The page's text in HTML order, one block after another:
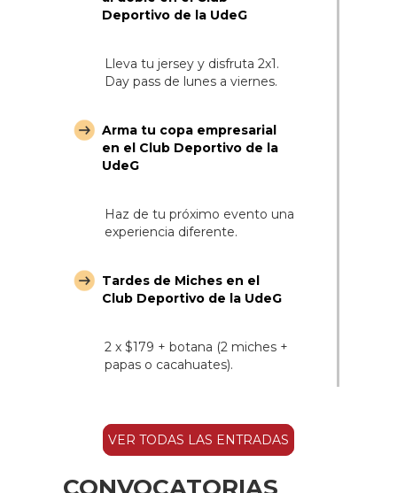
Deportivo de la UdeG
Lleva tu jersey y disfruta 2x1.
Day pass de lunes a viernes.
Arma tu copa empresarial
en el Club Deportivo de la
UdeG
Haz de tu próximo evento una
experiencia diferente.
Tardes de Miches en el
Club Deportivo de la UdeG
2 x $179 + botana (2 miches +
papas o cacahuates).
VER TODAS LAS ENTRADAS